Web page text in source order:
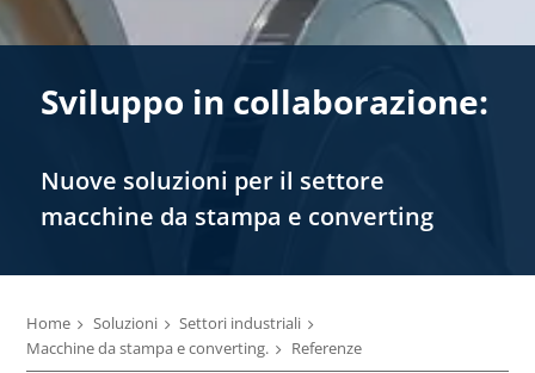
Sviluppo in collaborazione:
Nuove soluzioni per il settore
macchine da stampa e converting
Home Soluzioni
Settori industriali
Macchine da stampa e converting.
Referenze